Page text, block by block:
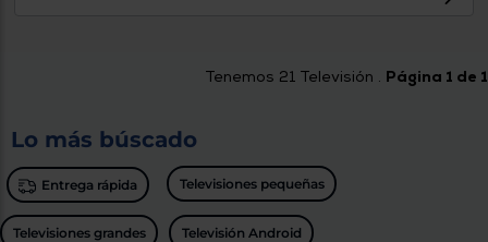
Tenemos 21 Televisión . Página 1 de 1
Lo más búscado
Entrega rápida Televisiones pequeñas
Televisiones grandes Televisión Android